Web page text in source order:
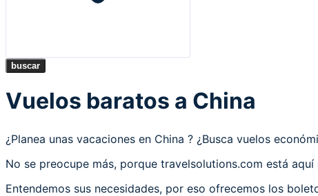
buscar
Vuelos baratos a China
¿Planea unas vacaciones en China ? ¿Busca vuelos
No se preocupe más, porque travelsolutions.com está
Entendemos sus necesidades, por eso ofrecemos los